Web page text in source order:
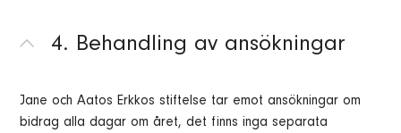
4. Behandling av ansökningar
Jane och Aatos Erkkos stiftelse tar emot ansökningar om
bidrag alla dagar om året, det finns inga separata